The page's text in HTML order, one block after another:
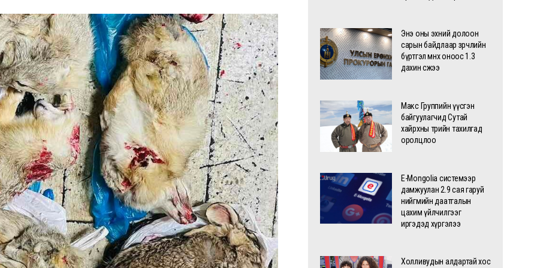
Энэ оны эхний долоон
сарын байдлаар зөрчлийн
бүртгэл өмнөх оноос 1.3
дахин өсжээ
Макс Группийн үүсгэн
байгуулагчид Сутай
хайрхны төрийн тахилгад
оролцлоо
E-Mongolia системээр
дамжуулан 2.9 сая гаруй
нийгмийн даатгалын
цахим үйлчилгээг
иргэдэд хүргэлээ
Холливудын алдартай хос